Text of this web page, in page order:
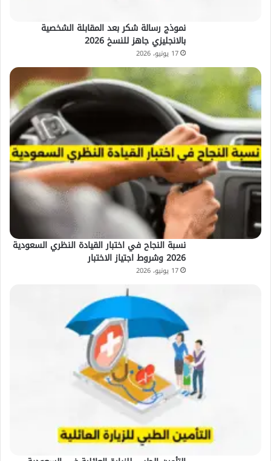
نموذج رسالة شكر بعد المقابلة الشخصية
بالانجليزي جاهز للنسخ 2026
17 يونيو، 2026
نسبة النجاح في اختبار القيادة النظري السعودية
2026 وشروط اجتياز الاختبار
17 يونيو، 2026